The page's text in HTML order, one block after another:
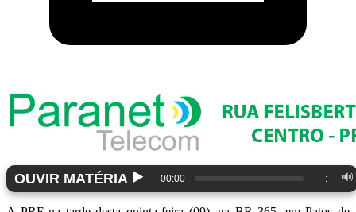
OUVIR MATÉRIA ▶️ 00:00 --:-- 🔊